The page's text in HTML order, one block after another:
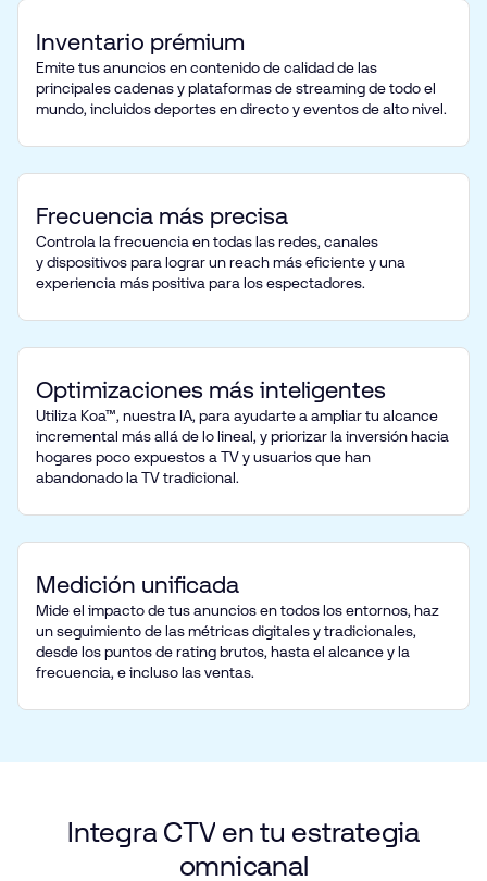
Inventario prémium
Emite tus anuncios en contenido de calidad de las
principales cadenas y plataformas de streaming de todo el
mundo, incluidos deportes en directo y eventos de alto nivel.
Frecuencia más precisa
Controla la frecuencia en todas las redes, canales
y dispositivos para lograr un reach más eficiente y una
experiencia más positiva para los espectadores.
Optimizaciones más inteligentes
Utiliza Koa™, nuestra IA, para ayudarte a ampliar tu alcance
incremental más allá de lo lineal, y priorizar la inversión hacia
hogares poco expuestos a TV y usuarios que han
abandonado la TV tradicional.
Medición unificada
Mide el impacto de tus anuncios en todos los entornos, haz
un seguimiento de las métricas digitales y tradicionales,
desde los puntos de rating brutos, hasta el alcance y la
frecuencia, e incluso las ventas.
Integra CTV en tu estrategia
omnicanal